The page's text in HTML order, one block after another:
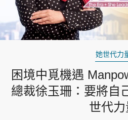
東周食玩通
玄學靈異
她世代力
困境中覓機遇
總裁徐玉珊：要將自
世代力